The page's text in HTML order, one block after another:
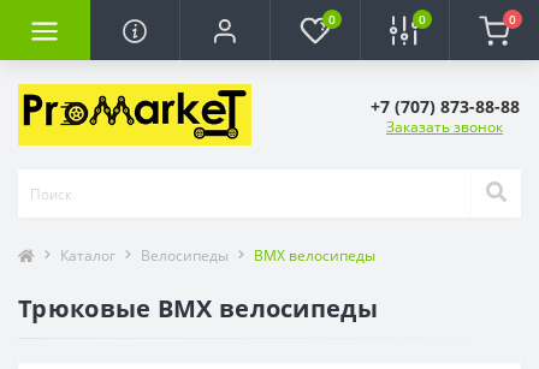
0 0 0
+7 (707) 873-88-88
Заказать звонок
Каталог Велосипеды BMX велосипеды
Трюковые BMX велосипеды